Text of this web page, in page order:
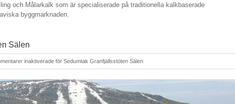
och Målarkalk som är specialiserade på traditionella kalkbaserade
byggmarknaden.
Sälen
inaktiverade för Sedumtak Granfjällsstöten Sälen